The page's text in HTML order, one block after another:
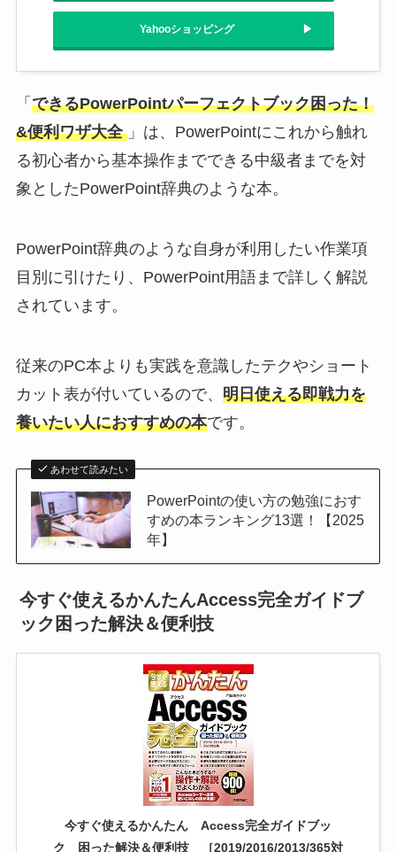
Yahooショッピング
「 できるPowerPointパーフェクトブック困った！
&便利ワザ大全」は、PowerPointにこれから触れ
る初心者から基本操作までできる中級者までを対
象としたPowerPoint辞典のような本。
PowerPoint辞典のような自身が利用したい作業項
目別に引けたり、PowerPoint用語まで詳しく解説
されています。
従来のPC本よりも実践を意識したテクやショート
カット表が付いているので、 明日使える即戦力を
養いたい人におすすめの本です。
あわせて読みたい
PowerPointの使い方の勉強におす
すめの本ランキング13選！【2025
年】
今すぐ使えるかんたんAccess完全ガイドブ
ック困った解決＆便利技
今すぐ使えるかんたん Access完全ガイドブッ
ク 困った解決＆便利技 ［2019/2016/2013/365対